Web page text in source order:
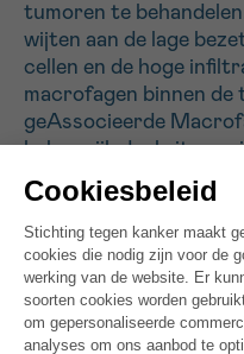
tumoren te
wijten aan de lage
cellen en de hoge
macrofagen binnen de
geAssocieerde
belangrijk doelwit om
ontwikkelen. In dit
veelbelovende
protumorale TAMs
onmiddellijk worden
macrofagen van de
Deze nieuwe
versterkt worden